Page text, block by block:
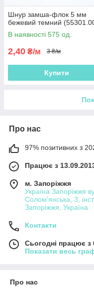
Шнур замша-флок 5 мм
бежевий темний
В наявності 575 од.
2,40 ₴/м 3 ₴/м
Купити
Про нас
97% позитивних з 202
Працює з
м. Запоріжжя
Україна Запоріжжя
Солом'янська, 3,
Запоріжжя, Україна
Контакти
Сьогодні працює з
Показати весь
Про нас